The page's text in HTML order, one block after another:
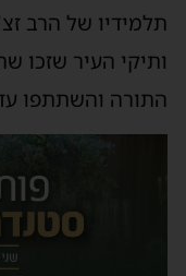
תלמידיו של הרב
ותיקי העיר שזכו
התורה והשתתפו